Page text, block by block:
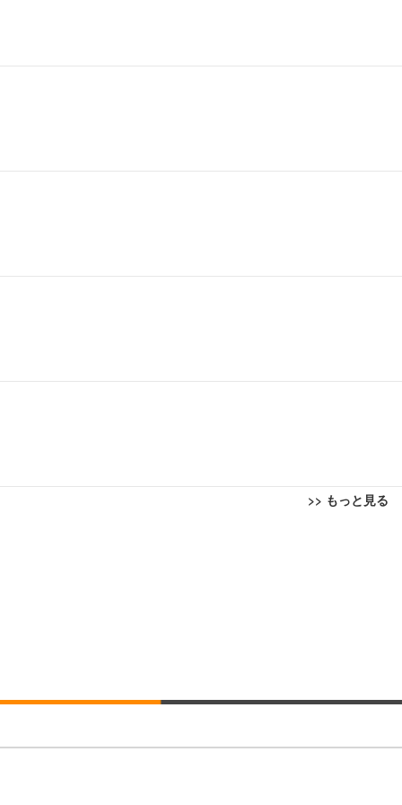
>> もっと見る
面昇降 強化ナイロン樹脂ベース 通気性メッシュ 在宅ワーク H-WY01
跳ね上げ式アームレスト 3Dヘッドレスト ハンガー付き 高反発クッ